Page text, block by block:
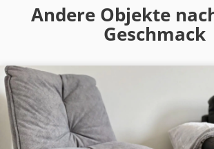
Andere Objekte
Geschmack